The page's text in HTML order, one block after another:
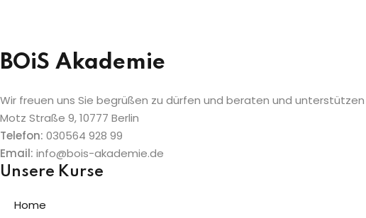
BOiS Akademie
Wir freuen uns Sie begrüßen zu dürfen und beraten und
Motz Straße 9, 10777 Berlin
Telefon: 030564 928 99
Email: info@bois-akademie.de
Unsere Kurse
Home